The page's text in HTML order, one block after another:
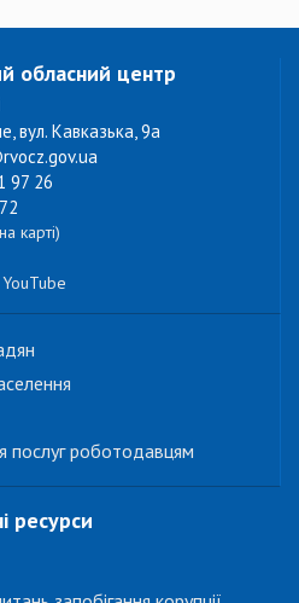
обласний центр
вул. Кавказька, 9а
97 26
карті)
YouTube
послуг роботодавцям
ресурси